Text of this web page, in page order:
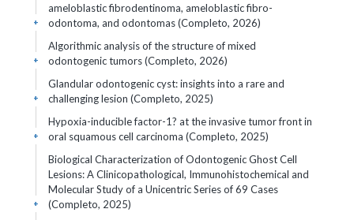
ameloblastic fibrodentinoma, ameloblastic fibro-
odontoma, and odontomas (Completo, 2026)
+
Algorithmic analysis of the structure of mixed
odontogenic tumors (Completo, 2026)
+
Glandular odontogenic cyst: insights into a rare and
challenging lesion (Completo, 2025)
+
Hypoxia-inducible factor-1? at the invasive tumor front in
oral squamous cell carcinoma (Completo, 2025)
+
Biological Characterization of Odontogenic Ghost Cell
Lesions: A Clinicopathological, Immunohistochemical and
Molecular Study of a Unicentric Series of 69 Cases
(Completo, 2025)
+